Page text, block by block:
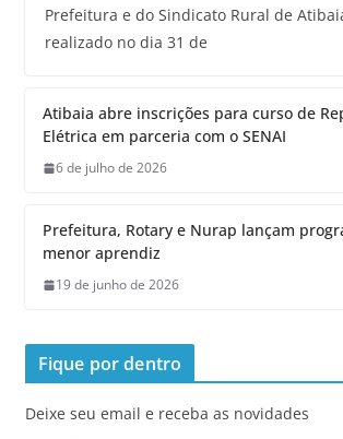
Prefeitura e do Sindicato Rural de
realizado no dia 31 de
Atibaia abre inscrições para curso de
Elétrica em parceria com o SENAI
6 de julho de 2026
Prefeitura, Rotary e Nurap lançam
menor aprendiz
19 de junho de 2026
Fique por dentro
Deixe seu email e receba as novidades